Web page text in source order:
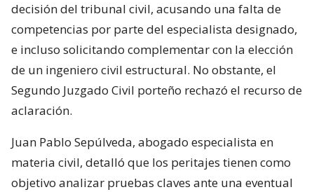
decisión del tribunal civil, acusando una falta de
competencias por parte del especialista designado,
e incluso solicitando complementar con la elección
de un ingeniero civil estructural. No obstante, el
Segundo Juzgado Civil porteño rechazó el recurso de
aclaración.
Juan Pablo Sepúlveda, abogado especialista en
materia civil, detalló que los peritajes tienen como
objetivo analizar pruebas claves ante una eventual